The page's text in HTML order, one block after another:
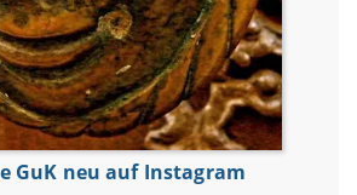
GuK neu auf Instagram